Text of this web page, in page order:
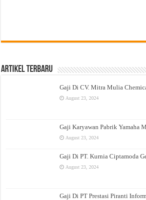
Artikel Terbaru
Gaji Di CV. Mitra Mulia
August 23, 2024
Gaji Karyawan Pabrik Yamaha
August 23, 2024
Gaji Di PT. Kurnia Ciptamoda
August 23, 2024
Gaji Di PT Prestasi Piranti